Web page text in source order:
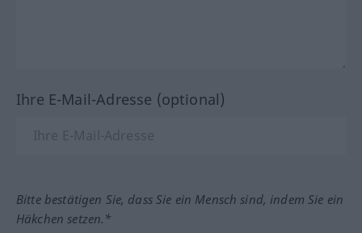
Ihre E-Mail-Adresse (optional)
Bitte bestätigen Sie, dass Sie ein Mensch sind, indem Sie ein
Häkchen setzen.*